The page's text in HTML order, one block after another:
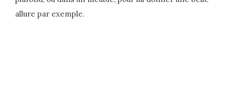
allure par exemple.